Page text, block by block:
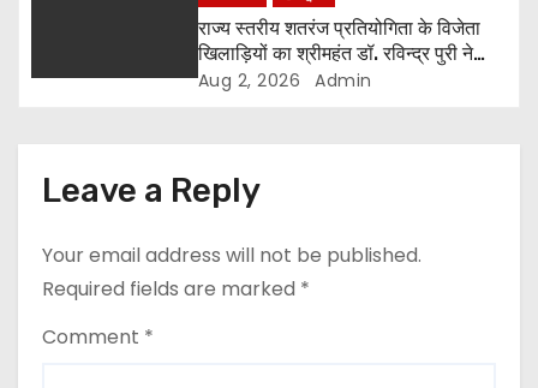
राज्य स्तरीय शतरंज प्रतियोगिता के विजेता
खिलाड़ियों का श्रीमहंत डॉ. रविन्द्र पुरी ने
किया सम्मान
Aug 2, 2026 Admin
Leave a Reply
Your email address will not be published.
Required fields are marked *
Comment *